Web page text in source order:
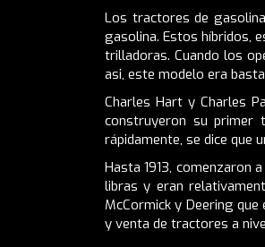
Los tractores de
gasolina. Estos híbridos,
trilladoras. Cuando los
asi, este modelo era
Charles Hart y Charles
construyeron su primer
rápidamente, se dice que
Hasta 1913,
libras y eran
McCormick y Deering
y venta de tractores a